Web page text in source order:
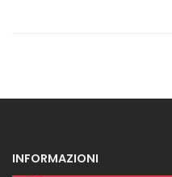
INFORMAZIONI